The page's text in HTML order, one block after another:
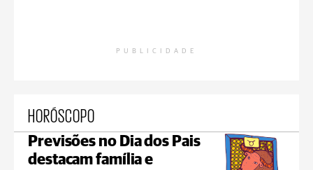
PUBLICIDADE
HORÓSCOPO
Previsões no Dia dos Pais
destacam família e